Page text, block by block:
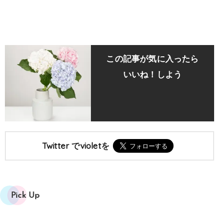
この記事が気に入ったら
いいね！しよう
Twitter でvioletを
Pick Up